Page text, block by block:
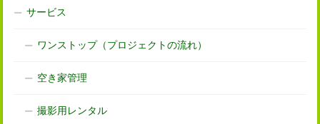
サービス
ワンストップ（プロジェクトの流れ）
空き家管理
撮影用レンタル